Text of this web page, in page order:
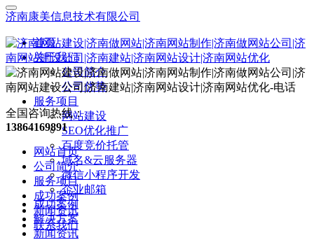
济南康美信息技术有限公司
首页
关于我们
公司简介
公司优势
服务项目
网站建设
SEO优化推广
百度竞价托管
域名&云服务器
微信小程序开发
企业邮箱
成功案例
解决方案
新闻资讯
全国咨询热线：
13864169891
网站首页
公司简介
服务项目
成功案例
新闻资讯
联系我们